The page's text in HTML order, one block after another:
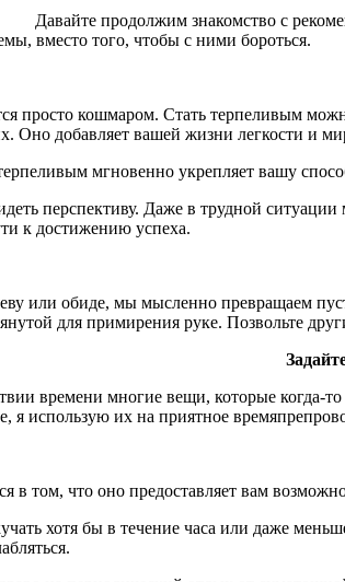
Давайте продолжим знакомство с
вместо того, чтобы с ними бороться.
просто кошмаром. Стать терпеливым
Оно добавляет вашей жизни легкости и
мгновенно укрепляет вашу
перспективу. Даже в трудной
к достижению успеха.
или обиде, мы мысленно превращаем
для примирения руке. Позвольте
времени многие вещи, которые когда-
я использую их на приятное
в том, что оно предоставляет вам
хотя бы в течение часа или даже